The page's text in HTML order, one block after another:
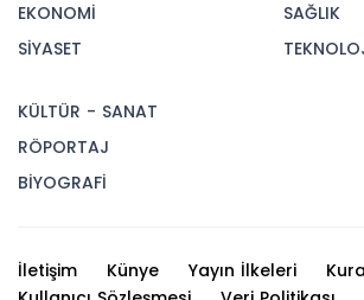
EKONOMİ
SİYASET
SAĞLIK
KÜLTÜR - SANAT
RÖPORTAJ
BİYOGRAFİ
İletişim Künye Yayın İlkeleri